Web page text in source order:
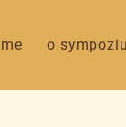
o sympoziu